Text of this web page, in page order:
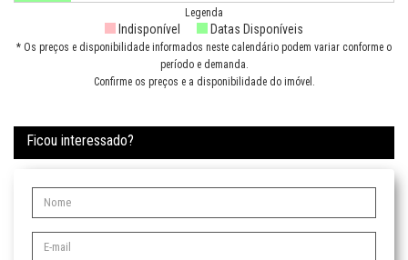
Legenda
Indisponível Datas Disponíveis
* Os preços e disponibilidade informados neste calendário podem variar conforme o
período e demanda.
Confirme os preços e a disponibilidade do imóvel.
Ficou interessado?